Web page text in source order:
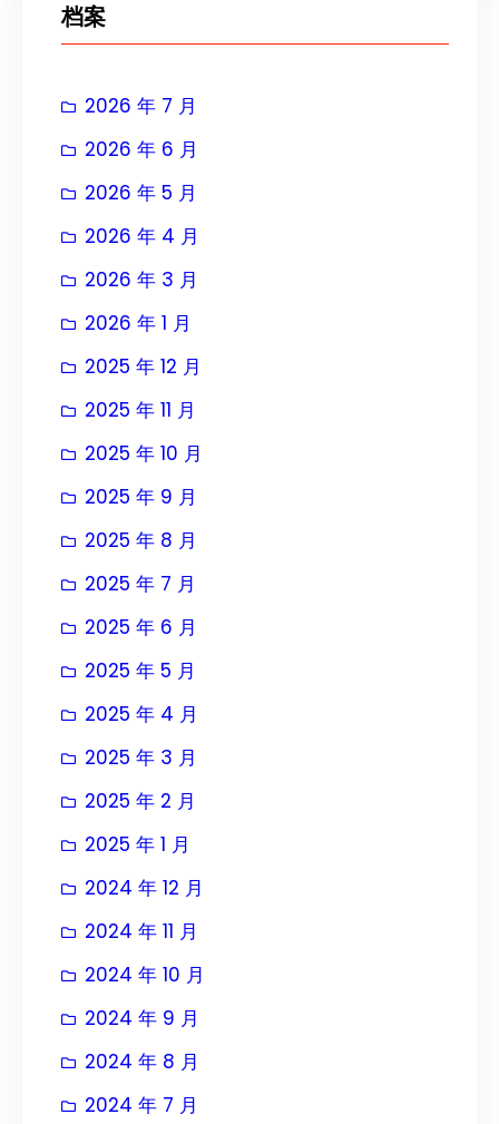
档案
2026 年 7 月
2026 年 6 月
2026 年 5 月
2026 年 4 月
2026 年 3 月
2026 年 1 月
2025 年 12 月
2025 年 11 月
2025 年 10 月
2025 年 9 月
2025 年 8 月
2025 年 7 月
2025 年 6 月
2025 年 5 月
2025 年 4 月
2025 年 3 月
2025 年 2 月
2025 年 1 月
2024 年 12 月
2024 年 11 月
2024 年 10 月
2024 年 9 月
2024 年 8 月
2024 年 7 月